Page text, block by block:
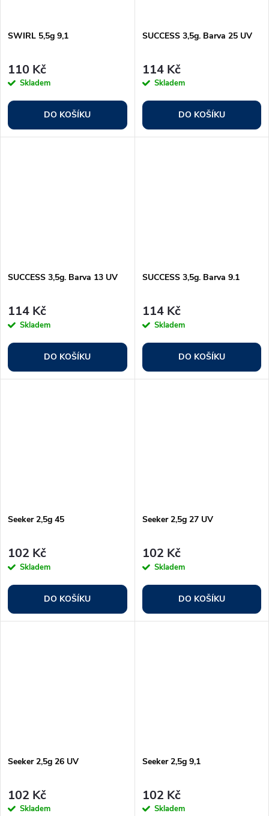
SWIRL 5,5g 9,1
110 Kč
Skladem
DO KOŠÍKU
SUCCESS 3,5g. Barva 25 UV
114 Kč
Skladem
DO KOŠÍKU
SUCCESS 3,5g. Barva 13 UV
114 Kč
Skladem
DO KOŠÍKU
SUCCESS 3,5g. Barva 9.1
114 Kč
Skladem
DO KOŠÍKU
Seeker 2,5g 45
102 Kč
Skladem
DO KOŠÍKU
Seeker 2,5g 27 UV
102 Kč
Skladem
DO KOŠÍKU
Seeker 2,5g 26 UV
102 Kč
Skladem
Seeker 2,5g 9,1
102 Kč
Skladem